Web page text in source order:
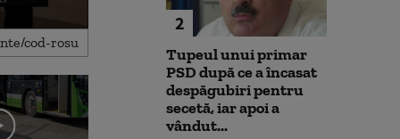
2
Tupeul unui primar
PSD după ce a încasat
despăgubiri pentru
secetă, iar apoi a
vândut...